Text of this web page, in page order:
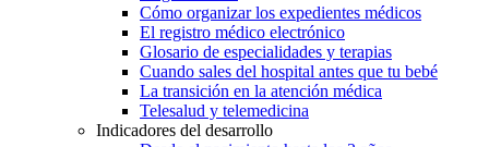
Cómo organizar los expedientes médicos
El registro médico electrónico
Glosario de especialidades y terapias
Cuando sales del hospital antes que tu bebé
La transición en la atención médica
Telesalud y telemedicina
Indicadores del desarrollo